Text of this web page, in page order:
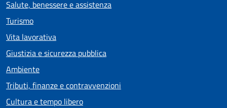
Salute, benessere e assistenza
Turismo
Vita lavorativa
Giustizia e sicurezza pubblica
Ambiente
Tributi, finanze e contravvenzioni
Cultura e tempo libero